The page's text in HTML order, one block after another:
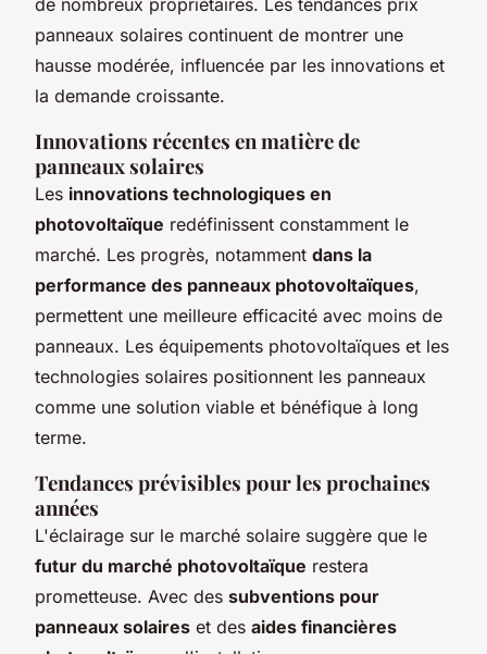
panneaux solaires continuent de montrer une
hausse modérée, influencée par les innovations et
la demande croissante.
Innovations récentes en matière de
panneaux solaires
Les innovations technologiques en
photovoltaïque redéfinissent constamment le
marché. Les progrès, notamment dans la
performance des panneaux photovoltaïques,
permettent une meilleure efficacité avec moins de
panneaux. Les équipements photovoltaïques et les
technologies solaires positionnent les panneaux
comme une solution viable et bénéfique à long
terme.
Tendances prévisibles pour les prochaines
années
L'éclairage sur le marché solaire suggère que le
futur du marché photovoltaïque restera
prometteuse. Avec des subventions pour
panneaux solaires et des aides financières